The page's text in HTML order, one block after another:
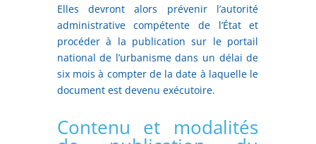
Elles devront alors prévenir l’autorité
administrative compétente de l’État et
procéder à la publication sur le portail
national de l’urbanisme dans un délai de
six mois à compter de la date à laquelle le
document est devenu exécutoire.
Contenu et modalités